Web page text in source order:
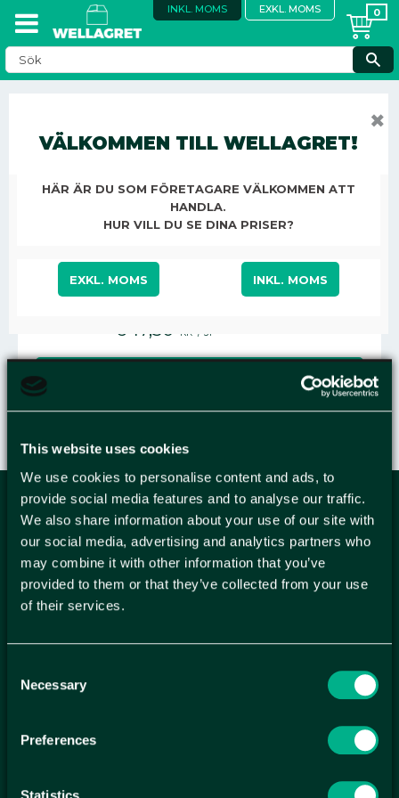
This website uses cookies
We use cookies to personalise content and ads, to
provide social media features and to analyse our traffic.
We also share information about your use of our site with
our social media, advertising and analytics partners who
may combine it with other information that you’ve
provided to them or that they’ve collected from your use
of their services.
Selection
Necessary
Preferences
Statistics
INKL. MOMS EXKL. MOMS
KONTOR, STÄD & ÖVRIGT
KONTORSMATERIAL
TEJPPISTOL SCOTCH ATG700
TRANSFERTEJP
647,50 KR / ST
ANMÄL DIG HÄR TILL WELLAGRETS
NYHETSBREV
Få relevanta erbjudande och kampanjer, en möjlighet att
handla smartare helt enkelt.
KUNDTJÄNST
Mina sidor
Policy och cookies
VÄLKOMMEN TILL WELLAGRET!
HÄR ÄR DU SOM FÖRETAGARE VÄLKOMMEN ATT
HANDLA.
HUR VILL DU SE DINA PRISER?
EXKL. MOMS INKL. MOMS
✖